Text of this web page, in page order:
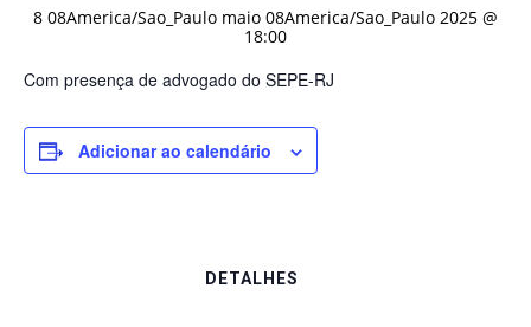
8 08America/Sao_Paulo maio 08America/Sao_Paulo 2025 @
18:00
Com presença de advogado do SEPE-RJ
Adicionar ao calendário
DETALHES